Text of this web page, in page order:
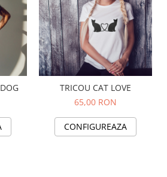
TRICOU CAT LOVE
65,00 RON
CONFIGUREAZA